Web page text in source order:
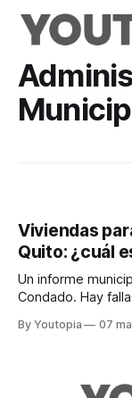
Viviendas
Quito: ¿cuál
Un informe
Condado. Hay
By Youtopia 07